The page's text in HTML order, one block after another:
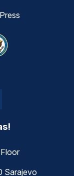
Press
Sarajevo